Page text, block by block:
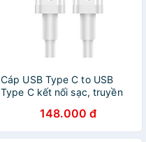
Cáp USB Type C to USB
Type C kết nối sạc, truyền
2m chính hãng148.000 đ